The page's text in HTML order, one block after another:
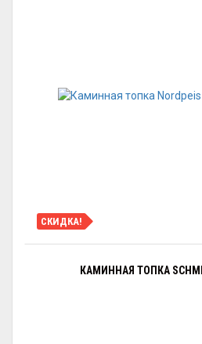
СКИДКА!
КАМИННАЯ ТОПКА